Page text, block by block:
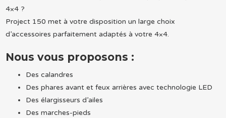
4×4 ?
Project 150 met à votre disposition un large choix
d’accessoires parfaitement adaptés à votre 4×4.
Nous vous proposons :
Des calandres
Des phares avant et feux arrières avec technologie LED
Des élargisseurs d’ailes
Des marches-pieds